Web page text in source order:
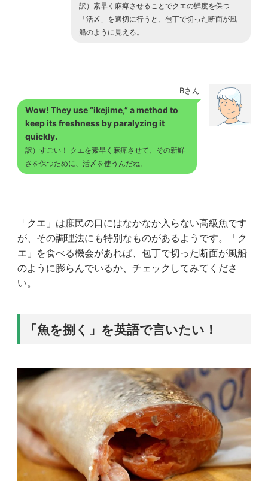
訳）素早く麻痺させることでクエの鮮度を保つ
「活〆」を適切に行うと、包丁で切った断面が風
船のように見える。
Bさん
Wow! They use “ikejime,” a method to
keep its freshness by paralyzing it
quickly.
訳）すごい！ クエを素早く麻痺させて、その新鮮
さを保つために、活〆を使うんだね。
「クエ」は庶民の口にはなかなか入らない高級魚です
が、その調理法にも特別なものがあるようです。「ク
エ」を食べる機会があれば、包丁で切った断面が風船
のように膨らんでいるか、チェックしてみてくださ
い。
「魚を捌く」を英語で言いたい！